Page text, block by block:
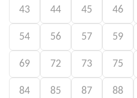
43 44 45 46
54 56 57 59
69 72 73 75
84 85 87 88